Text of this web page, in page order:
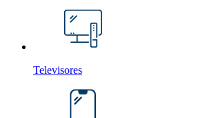
Televisores